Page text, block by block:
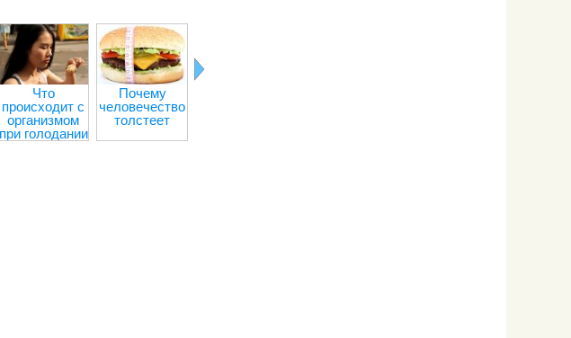
Что
происходит с
организмом
при голодании
Почему
человечество
толстеет